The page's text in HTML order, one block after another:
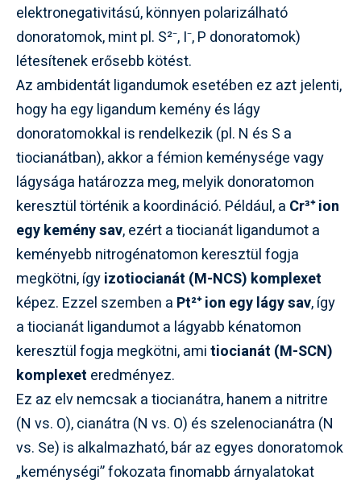
elektronegativitású, könnyen polarizálható
donoratomok, mint pl. S²⁻, I⁻, P donoratomok)
létesítenek erősebb kötést.
Az ambidentát ligandumok esetében ez azt jelenti,
hogy ha egy ligandum kemény és lágy
donoratomokkal is rendelkezik (pl. N és S a
tiocianátban), akkor a fémion keménysége vagy
lágysága határozza meg, melyik donoratomon
keresztül történik a koordináció. Például, a Cr³⁺ ion
egy kemény sav, ezért a tiocianát ligandumot a
keményebb nitrogénatomon keresztül fogja
megkötni, ígyizotiocianát (M-NCS) komplexet
képez. Ezzel szemben a Pt²⁺ ion egy lágy sav, így
a tiocianát ligandumot a lágyabb kénatomon
keresztül fogja megkötni, amitiocianát (M-SCN)
komplexet eredményez.
Ez az elv nemcsak a tiocianátra, hanem a nitritre
(N vs. O), cianátra (N vs. O) és szelenocianátra (N
vs. Se) is alkalmazható, bár az egyes donoratomok
„keménységi” fokozata finomabb árnyalatokat